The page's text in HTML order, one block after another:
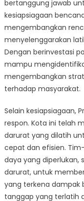
bertanggung jawab
kesiapsiagaan
mengembangkan
menyelenggarakan
Dengan berinvestasi
mampu
mengembangkan
terhadap masyarakat.
Selain kesiapsiagaan,
respon. Kota ini telah
darurat yang dilatih
cepat dan efisien.
daya yang diperlukan,
darurat, untuk
yang terkena dampak
tanggap yang terlatih